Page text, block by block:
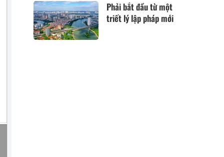
Phải bắt đầu từ một
triết lý lập pháp mới